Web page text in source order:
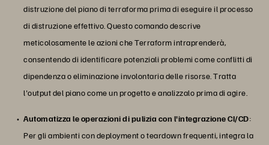
distruzione del piano di terraforma prima di eseguire il processo
di distruzione effettivo. Questo comando descrive
meticolosamente le azioni che Terraform intraprenderà,
consentendo di identificare potenziali problemi come conflitti di
dipendenza o eliminazione involontaria delle risorse. Tratta
l'output del piano come un progetto e analizzalo prima di agire.
Automatizza le operazioni di pulizia con l'integrazione CI/CD:
Per gli ambienti con deployment o teardown frequenti, integra la